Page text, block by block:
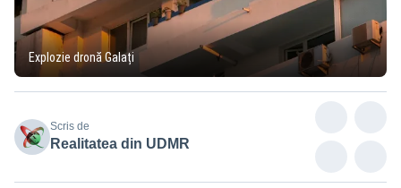
Explozie dronă Galați
Scris de
Realitatea din UDMR